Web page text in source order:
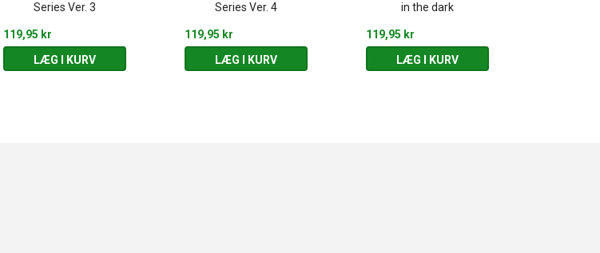
Series Ver. 3
119,95 kr
LÆG I KURV
Series Ver. 4
119,95 kr
LÆG I KURV
in the dark
119,95 kr
LÆG I KURV